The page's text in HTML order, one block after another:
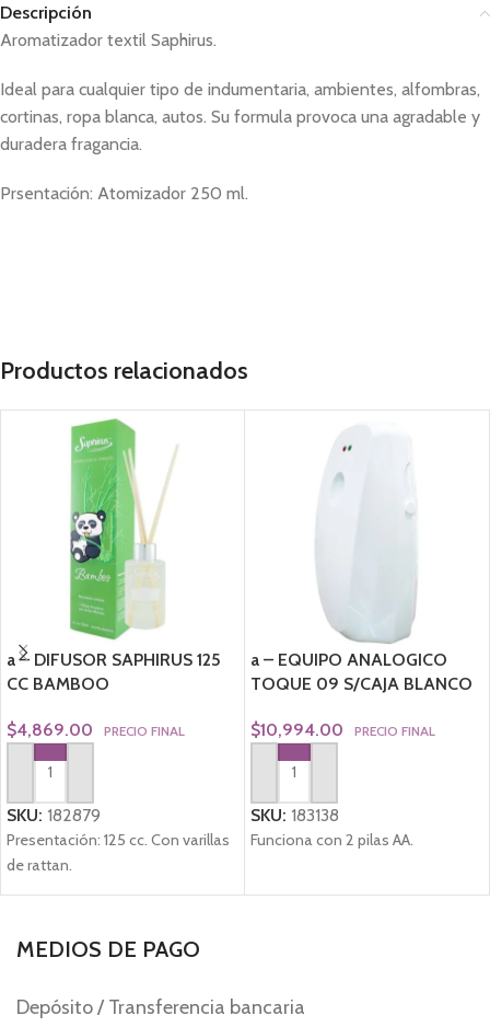
Descripción
Aromatizador textil Saphirus.
Ideal para cualquier tipo de indumentaria, ambientes, alfombras,
cortinas, ropa blanca, autos. Su formula provoca una agradable y
duradera fragancia.
Prsentación: Atomizador 250 ml.
Productos relacionados
a – DIFUSOR SAPHIRUS 125
CC BAMBOO
$4,869.00 PRECIO FINAL
AGREGAR AL CARRITO
SKU: 182879
Presentación: 125 cc. Con varillas
de rattan.
a – EQUIPO ANALOGICO
TOQUE 09 S/CAJA BLANCO
$10,994.00 PRECIO FINAL
AGREGAR AL CARRITO
SKU: 183138
Funciona con 2 pilas AA.
MEDIOS DE PAGO
Depósito / Transferencia bancaria